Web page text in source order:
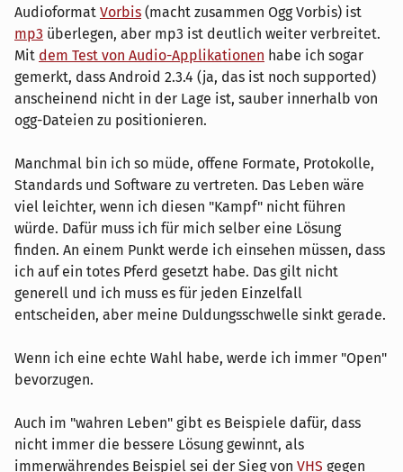
Audioformat Vorbis (macht zusammen Ogg Vorbis) ist
mp3 überlegen, aber mp3 ist deutlich weiter verbreitet.
Mit dem Test von Audio-Applikationen habe ich sogar
gemerkt, dass Android 2.3.4 (ja, das ist noch supported)
anscheinend nicht in der Lage ist, sauber innerhalb von
ogg-Dateien zu positionieren.
Manchmal bin ich so müde, offene Formate, Protokolle,
Standards und Software zu vertreten. Das Leben wäre
viel leichter, wenn ich diesen "Kampf" nicht führen
würde. Dafür muss ich für mich selber eine Lösung
finden. An einem Punkt werde ich einsehen müssen, dass
ich auf ein totes Pferd gesetzt habe. Das gilt nicht
generell und ich muss es für jeden Einzelfall
entscheiden, aber meine Duldungsschwelle sinkt gerade.
Wenn ich eine echte Wahl habe, werde ich immer "Open"
bevorzugen.
Auch im "wahren Leben" gibt es Beispiele dafür, dass
nicht immer die bessere Lösung gewinnt, als
immerwährendes Beispiel sei der Sieg von VHS gegen